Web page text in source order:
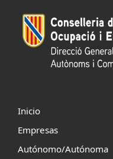
Inicio
Empresas
Autónomo/Autónoma